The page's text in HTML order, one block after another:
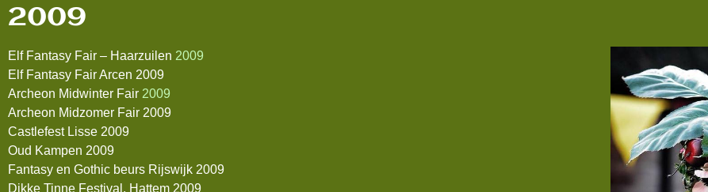
2009
Elf Fantasy Fair – Haarzuilen 2009
Elf Fantasy Fair Arcen 2009
Archeon Midwinter Fair 2009
Archeon Midzomer Fair 2009
Castlefest Lisse 2009
Oud Kampen 2009
Fantasy en Gothic beurs Rijswijk 2009
Dikke Tinne Festival, Hattem 2009